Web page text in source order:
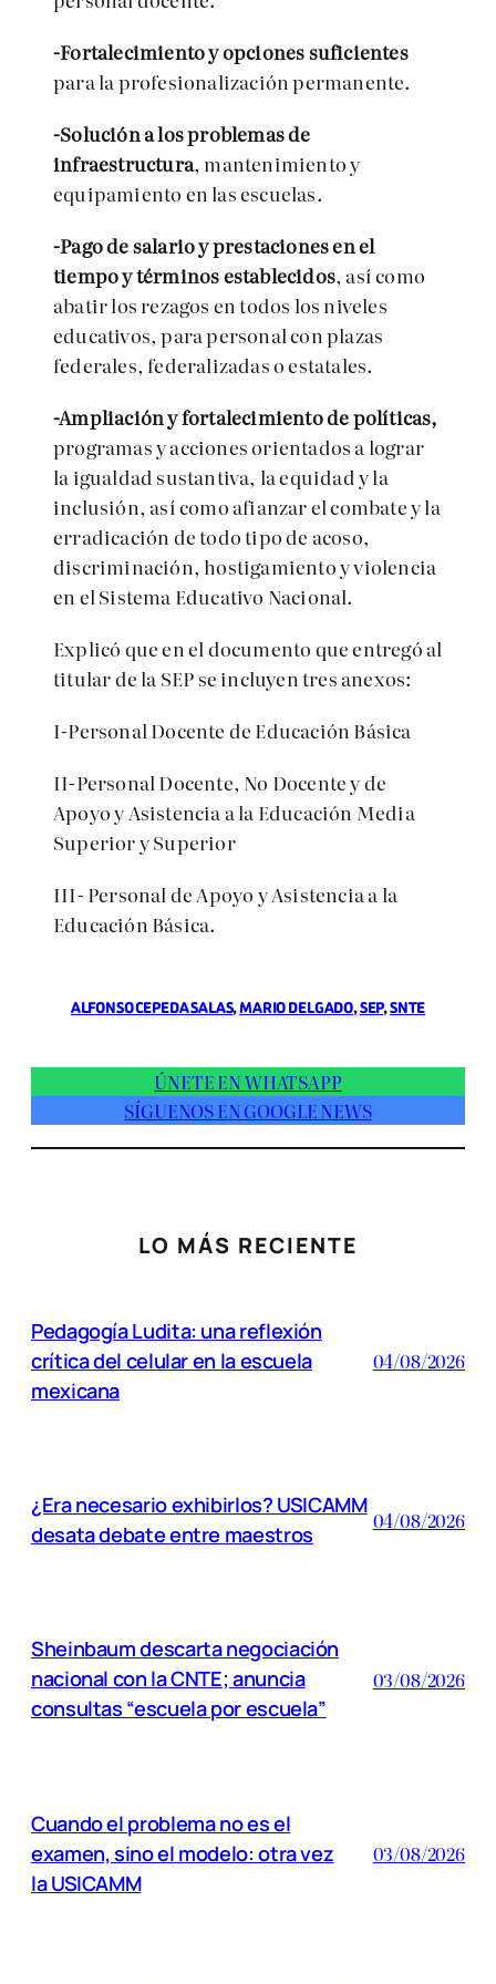
-Fortalecimiento y opciones suficientes
para la profesionalización permanente.
-Solución a los problemas de
infraestructura, mantenimiento y
equipamiento en las escuelas.
-Pago de salario y prestaciones en el
tiempo y términos establecidos, así como
abatir los rezagos en todos los niveles
educativos, para personal con plazas
federales, federalizadas o estatales.
-Ampliación y fortalecimiento de políticas,
programas y acciones orientados a lograr
la igualdad sustantiva, la equidad y la
inclusión, así como afianzar el combate y la
erradicación de todo tipo de acoso,
discriminación, hostigamiento y violencia
en el Sistema Educativo Nacional.
Explicó que en el documento que entregó al
titular de la SEP se incluyen tres anexos:
I-Personal Docente de Educación Básica
II-Personal Docente, No Docente y de
Apoyo y Asistencia a la Educación Media
Superior y Superior
III- Personal de Apoyo y Asistencia a la
Educación Básica.
ALFONSO CEPEDA SALAS, MARIO DELGADO, SEP, SNTE
ÚNETE EN WHATSAPP
SÍGUENOS EN GOOGLE NEWS
LO MÁS RECIENTE
Pedagogía Ludita: una reflexión
crítica del celular en la escuela
mexicana
04/08/2026
¿Era necesario exhibirlos? USICAMM
desata debate entre maestros
04/08/2026
Sheinbaum descarta negociación
nacional con la CNTE; anuncia
consultas “escuela por escuela”
03/08/2026
Cuando el problema no es el
examen, sino el modelo: otra vez
la USICAMM
03/08/2026